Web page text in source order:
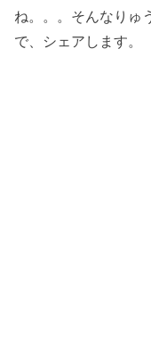
ね。。。そんなりゅ
で、シェアします。